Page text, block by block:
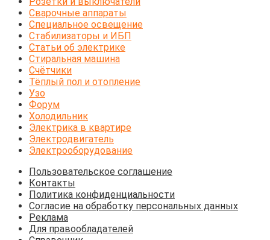
Сварочные аппараты
Специальное освещение
Стабилизаторы и ИБП
Статьи об электрике
Стиральная машина
Счётчики
Тёплый пол и отопление
Узо
Форум
Холодильник
Электрика в квартире
Электродвигатель
Электрооборудование
Пользовательское соглашение
Контакты
Политика конфиденциальности
Согласие на обработку персональных данных
Реклама
Для правообладателей